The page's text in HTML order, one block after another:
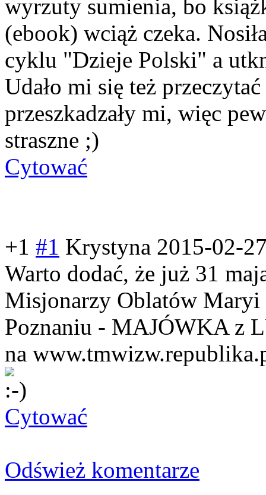
wyrzuty sumienia, bo
(ebook) wciąż czeka.
cyklu "Dzieje Polski" a
Udało mi się też
przeszkadzały mi, więc
straszne ;)
Cytować
+1 #1 Krystyna 2015-02-
Warto dodać, że już 31
Misjonarzy Oblatów
Poznaniu - MAJÓWKA z
na
Cytować
Odśwież komentarze